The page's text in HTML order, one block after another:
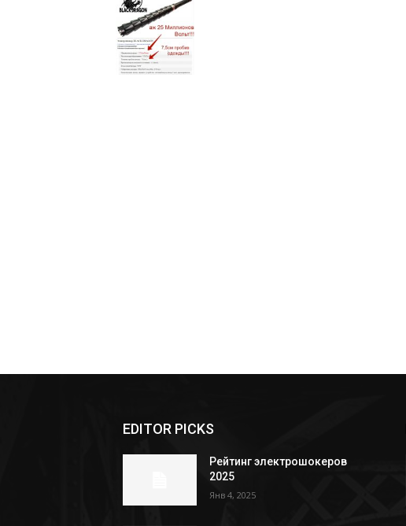
EDITOR PICKS
Рейтинг электрошокеров
2025
Янв 4, 2025